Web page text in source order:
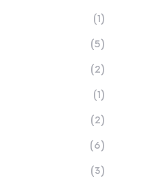
(1)
(5)
(2)
(1)
(2)
(6)
(3)